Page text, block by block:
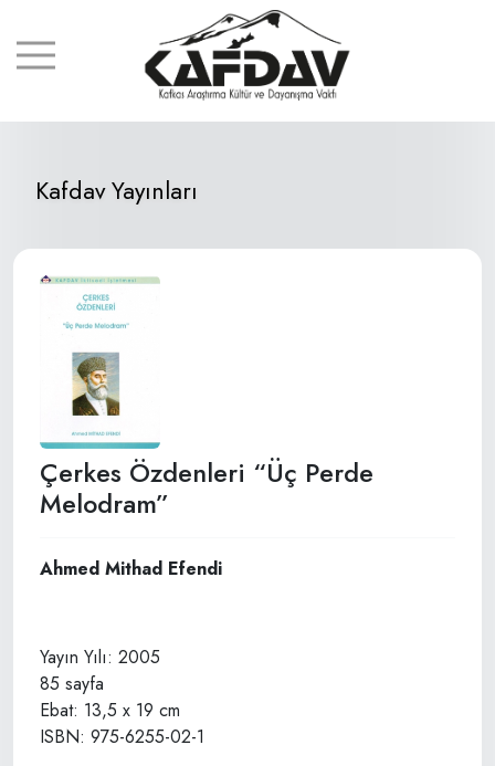
Kafdav Yayınları
Çerkes Özdenleri “Üç Perde
Melodram”
Ahmed Mithad Efendi
Yayın Yılı: 2005
85 sayfa
Ebat: 13,5 x 19 cm
ISBN: 975-6255-02-1